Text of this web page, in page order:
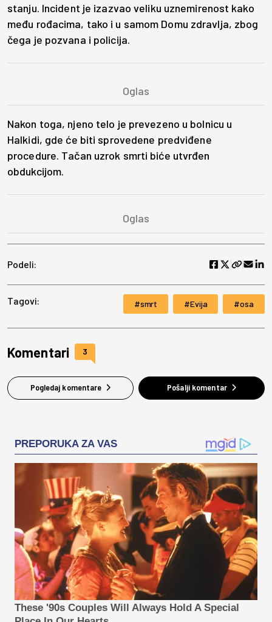
stanju. Incident je izazvao veliku uznemirenost kako
među rođacima, tako i u samom Domu zdravlja, zbog
čega je pozvana i policija.
Nakon toga, njeno telo je prevezeno u bolnicu u
Halkidi, gde će biti sprovedene predviđene
procedure. Tačan uzrok smrti biće utvrđen
obdukcijom.
Podeli:
Tagovi: smrt Evija osa
Komentari 3
Pogledaj komentare Pošalji komentar
PREPORUKA ZA VAS
These '90s Couples Will Always Hold A Special